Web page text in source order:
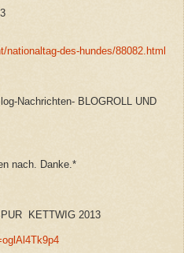
nationaltag-des-hundes/88082.html
Nachrichten- BLOGROLL UND
nach. Danke.*
KETTWIG 2013